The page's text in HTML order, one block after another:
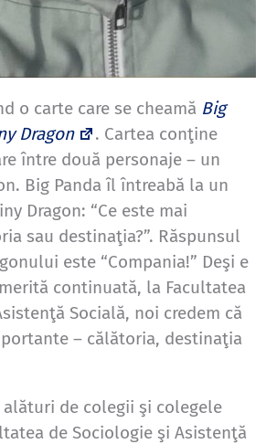
o carte care se cheamă Big
Dragon
. Cartea conţine
între două personaje – un
Big Panda îl întreabă la un
Dragon: “Ce este mai
sau destinaţia?”. Răspunsul
este “Compania!” Deşi e
continuată, la Facultatea
Socială, noi credem că
– călătoria, destinaţia
de colegii şi colegele
de Sociologie şi Asistenţă